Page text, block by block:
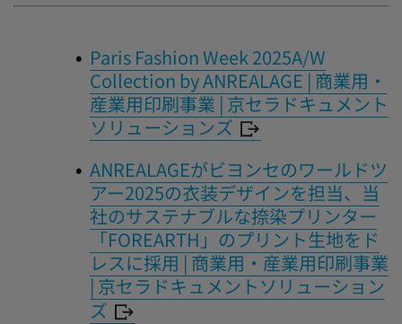
Paris Fashion Week 2025A/W
Collection by ANREALAGE | 商業用・
産業用印刷事業 | 京セラドキュメント
ソリューションズ
ANREALAGEがビヨンセのワールドツ
アー2025の衣装デザインを担当、当
社のサステナブルな捺染プリンター
「FOREARTH」のプリント生地をド
レスに採用 | 商業用・産業用印刷事業
| 京セラドキュメントソリューション
ズ